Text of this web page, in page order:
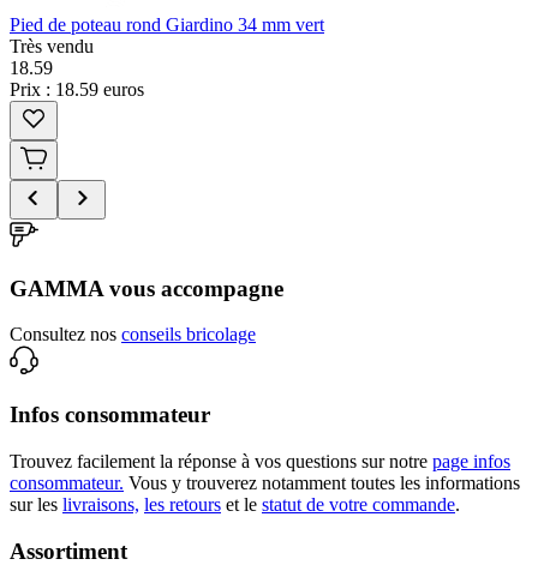
Pied de poteau rond Giardino 34 mm vert
Très vendu
18.59
Prix : 18.59 euros
GAMMA vous accompagne
Consultez nos conseils bricolage
Infos consommateur
Trouvez facilement la réponse à vos questions sur notre page infos
consommateur. Vous y trouverez notamment toutes les informations
sur les livraisons, les retours et le statut de votre commande.
Assortiment